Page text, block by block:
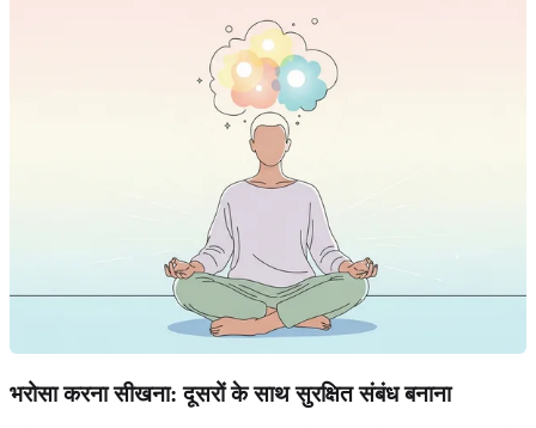
भरोसा करना सीखना: दूसरों के साथ सुरक्षित संबंध बनाना